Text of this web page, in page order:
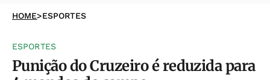
HOME>ESPORTES
ESPORTES
Punição do Cruzeiro é reduzida para